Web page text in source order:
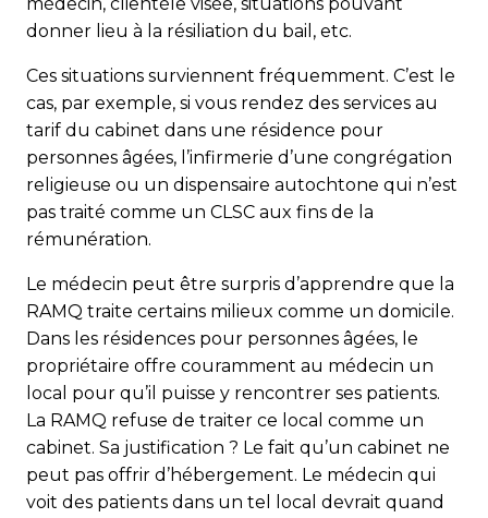
donner lieu à la résiliation du bail, etc.
Ces situations surviennent fréquemment. C’est le
cas, par exemple, si vous rendez des services au
tarif du cabinet dans une résidence pour
personnes âgées, l’infirmerie d’une congrégation
religieuse ou un dispensaire autochtone qui n’est
pas traité comme un CLSC aux fins de la
rémunération.
Le médecin peut être surpris d’apprendre que la
RAMQ traite certains milieux comme un domicile.
Dans les résidences pour personnes âgées, le
propriétaire offre couramment au médecin un
local pour qu’il puisse y rencontrer ses patients.
La RAMQ refuse de traiter ce local comme un
cabinet. Sa justification ? Le fait qu’un cabinet ne
peut pas offrir d’hébergement. Le médecin qui
voit des patients dans un tel local devrait quand